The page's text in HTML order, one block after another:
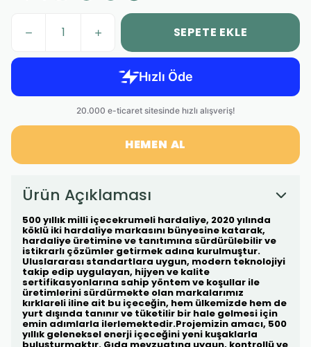
SEPETE EKLE
HEMEN AL
Ürün Açıklaması
500 yıllık milli içecekrumeli hardaliye, 2020 yılında
köklü iki hardaliye markasını bünyesine katarak,
hardaliye üretimine ve tanıtımına sürdürülebilir ve
istikrarlı çözümler getirmek adına kurulmuştur.
Uluslararası standartlara uygun, modern teknolojiyi
takip edip uygulayan, hijyen ve kalite
sertifikasyonlarına sahip yöntem ve koşullar ile
üretimlerini sürdürmekte olan markalarımız
kırklareli iline ait bu içeceğin, hem ülkemizde hem de
yurt dışında tanınır ve tüketilir bir hale gelmesi için
emin adımlarla ilerlemektedir.Projemizin amacı, 500
yıllık geleneksel enerji içeceğini yeni kuşaklarla